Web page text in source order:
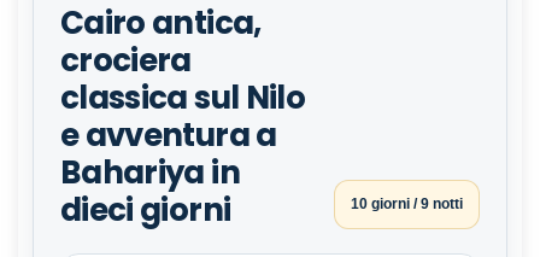
Cairo antica,
crociera
classica sul Nilo
e avventura a
Bahariya in
dieci giorni
10 giorni / 9 notti